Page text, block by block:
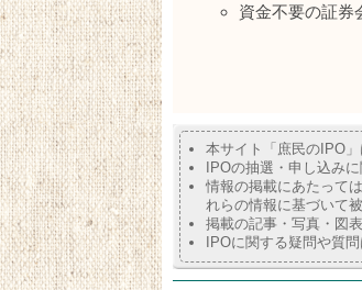
資金不要の証券
本サイト「庶民のIPO
IPOの抽選・申し込み
情報の掲載にあたって
れらの情報に基づいて
掲載の記事・写真・図
IPOに関する疑問や質問